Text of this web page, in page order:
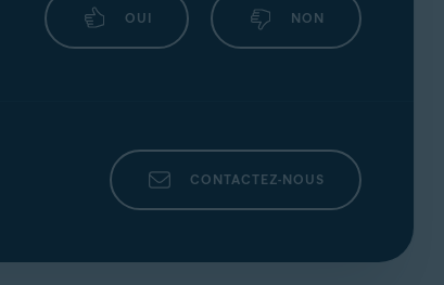
OUI NON
CONTACTEZ-NOUS